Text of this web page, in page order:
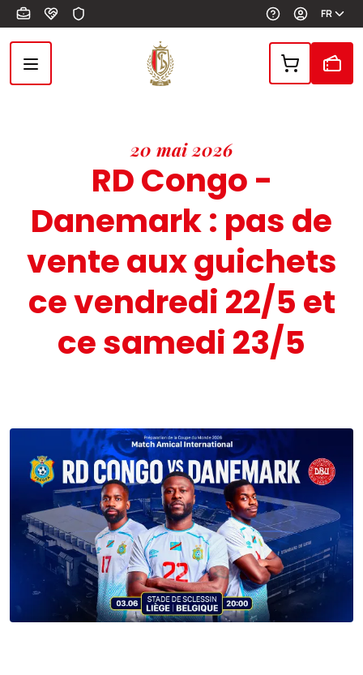
Aller au contenu principal FR
20 mai 2026
RD Congo -
Danemark : pas de
vente aux guichets
ce vendredi 22/5 et
ce samedi 23/5